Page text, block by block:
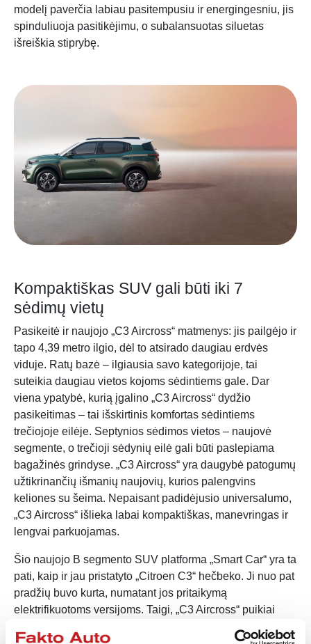
modelį paverčia labiau pasitempusiu ir energingesniu, jis
spinduliuoja pasitikėjimu, o subalansuotas siluetas
išreiškia stiprybę.
Kompaktiškas SUV gali būti iki 7
sėdimų vietų
Pasikeitė ir naujojo „C3 Aircross“ matmenys: jis pailgėjo ir
tapo 4,39 metro ilgio, dėl to atsirado daugiau erdvės
viduje. Ratų bazė – ilgiausia savo kategorijoje, tai
suteikia daugiau vietos kojoms sėdintiems gale. Dar
viena ypatybė, kurią įgalino „C3 Aircross“ dydžio
pasikeitimas – tai išskirtinis komfortas sėdintiems
trečiojoje eilėje. Septynios sėdimos vietos – naujovė
segmente, o trečioji sėdynių eilė gali būti paslepiama
bagažinės grindyse. „C3 Aircross“ yra daugybė patogumų
užtikrinančių išmanių naujovių, kurios palengvins
keliones su šeima. Nepaisant padidėjusio universalumo,
„C3 Aircross“ išlieka labai kompaktiškas, manevringas ir
lengvai parkuojamas.
Šio naujojo B segmento SUV platforma „Smart Car“ yra ta
pati, kaip ir jau pristatyto „Citroen C3“ hečbeko. Ji nuo pat
pradžių buvo kurta, numatant jos pritaikymą
elektrifikuotoms versijoms. Taigi, „C3 Aircross“ puikiai